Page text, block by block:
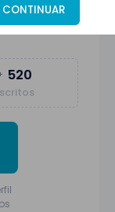
CONTINUAR
520